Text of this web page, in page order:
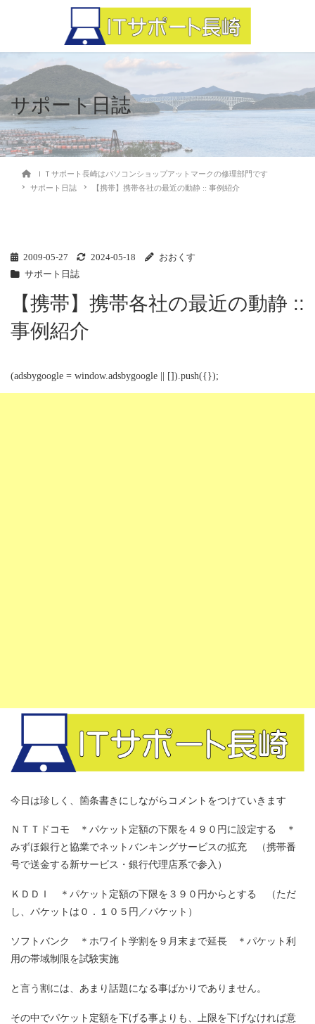
サポート日誌
ＩＴサポート長崎はパソコンショップアットマークの修理部門です
サポート日誌
【携帯】携帯各社の最近の動静 :: 事例紹介
2009-05-27 2024-05-18
おおくす
サポート日誌
【携帯】携帯各社の最近の動静 ::
事例紹介
(adsbygoogle = window.adsbygoogle || []).push({});
今日は珍しく、箇条書きにしながらコメントをつけていきます
ＮＴＴドコモ ＊パケット定額の下限を４９０円に設定する ＊
みずほ銀行と協業でネットバンキングサービスの拡充 （携帯番
号で送金する新サービス・銀行代理店系で参入）
ＫＤＤＩ ＊パケット定額の下限を３９０円からとする （ただ
し、パケットは０．１０５円／パケット）
ソフトバンク ＊ホワイト学割を９月末まで延長 ＊パケット利
用の帯域制限を試験実施
と言う割には、あまり話題になる事ばかりでありません。
その中でパケット定額を下げる事よりも、上限を下げなければ意